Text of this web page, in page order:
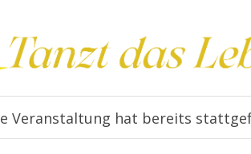
Veranstaltungen
Veranstaltung hat bereits